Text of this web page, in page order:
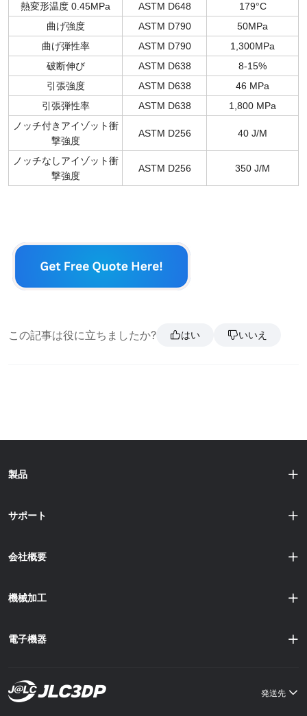
熱変形温度 0.45MPa
ASTM D648
179°C
曲げ強度
ASTM D790
50MPa
曲げ弾性率
ASTM D790
1,300MPa
破断伸び
ASTM D638
8-15%
引張強度
ASTM D638
46 MPa
引張弾性率
ASTM D638
1,800 MPa
ノッチ付きアイゾット衝
撃強度
ASTM D256 40 J/M
ノッチなしアイゾット衝
撃強度
ASTM D256 350 J/M
この記事は役に立ちましたか? はい いいえ
製品
サポート
会社概要
機械加工
電子機器
発送先